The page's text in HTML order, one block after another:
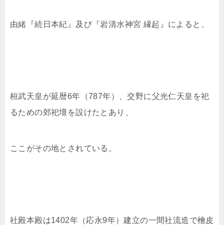
由緒『続日本紀』及び『岩清水神宮 縁起』によると、
桓武天皇が延暦6年（787年）、交野に父光仁天皇を祀
るための郊祀壇を設けたとあり、
ここがその地とされている。
社殿本殿は1402年（応永9年）建立の一間社流造で檜皮